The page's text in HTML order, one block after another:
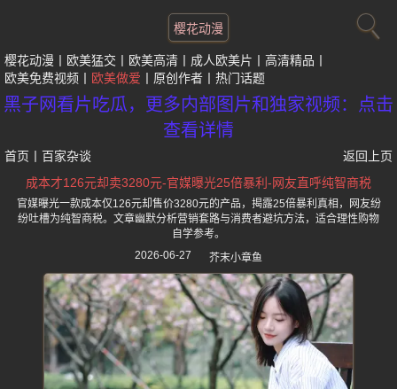
樱花动漫
樱花动漫 欧美猛交 欧美高清 成人欧美片
高清精品
欧美免费视频
欧美做爱 原创作者 热门话题
黑子网看片吃瓜，更多内部图片和独家视频：点击
查看详情
首页 百家杂谈
返回上页
成本才126元却卖3280元-官媒曝光25倍暴利-网友直呼纯智商税
官媒曝光一款成本仅126元却售价3280元的产品，揭露25倍暴利真相，网友纷
纷吐槽为纯智商税。文章幽默分析营销套路与消费者避坑方法，适合理性购物
自学参考。
2026-06-27
芥末小章鱼